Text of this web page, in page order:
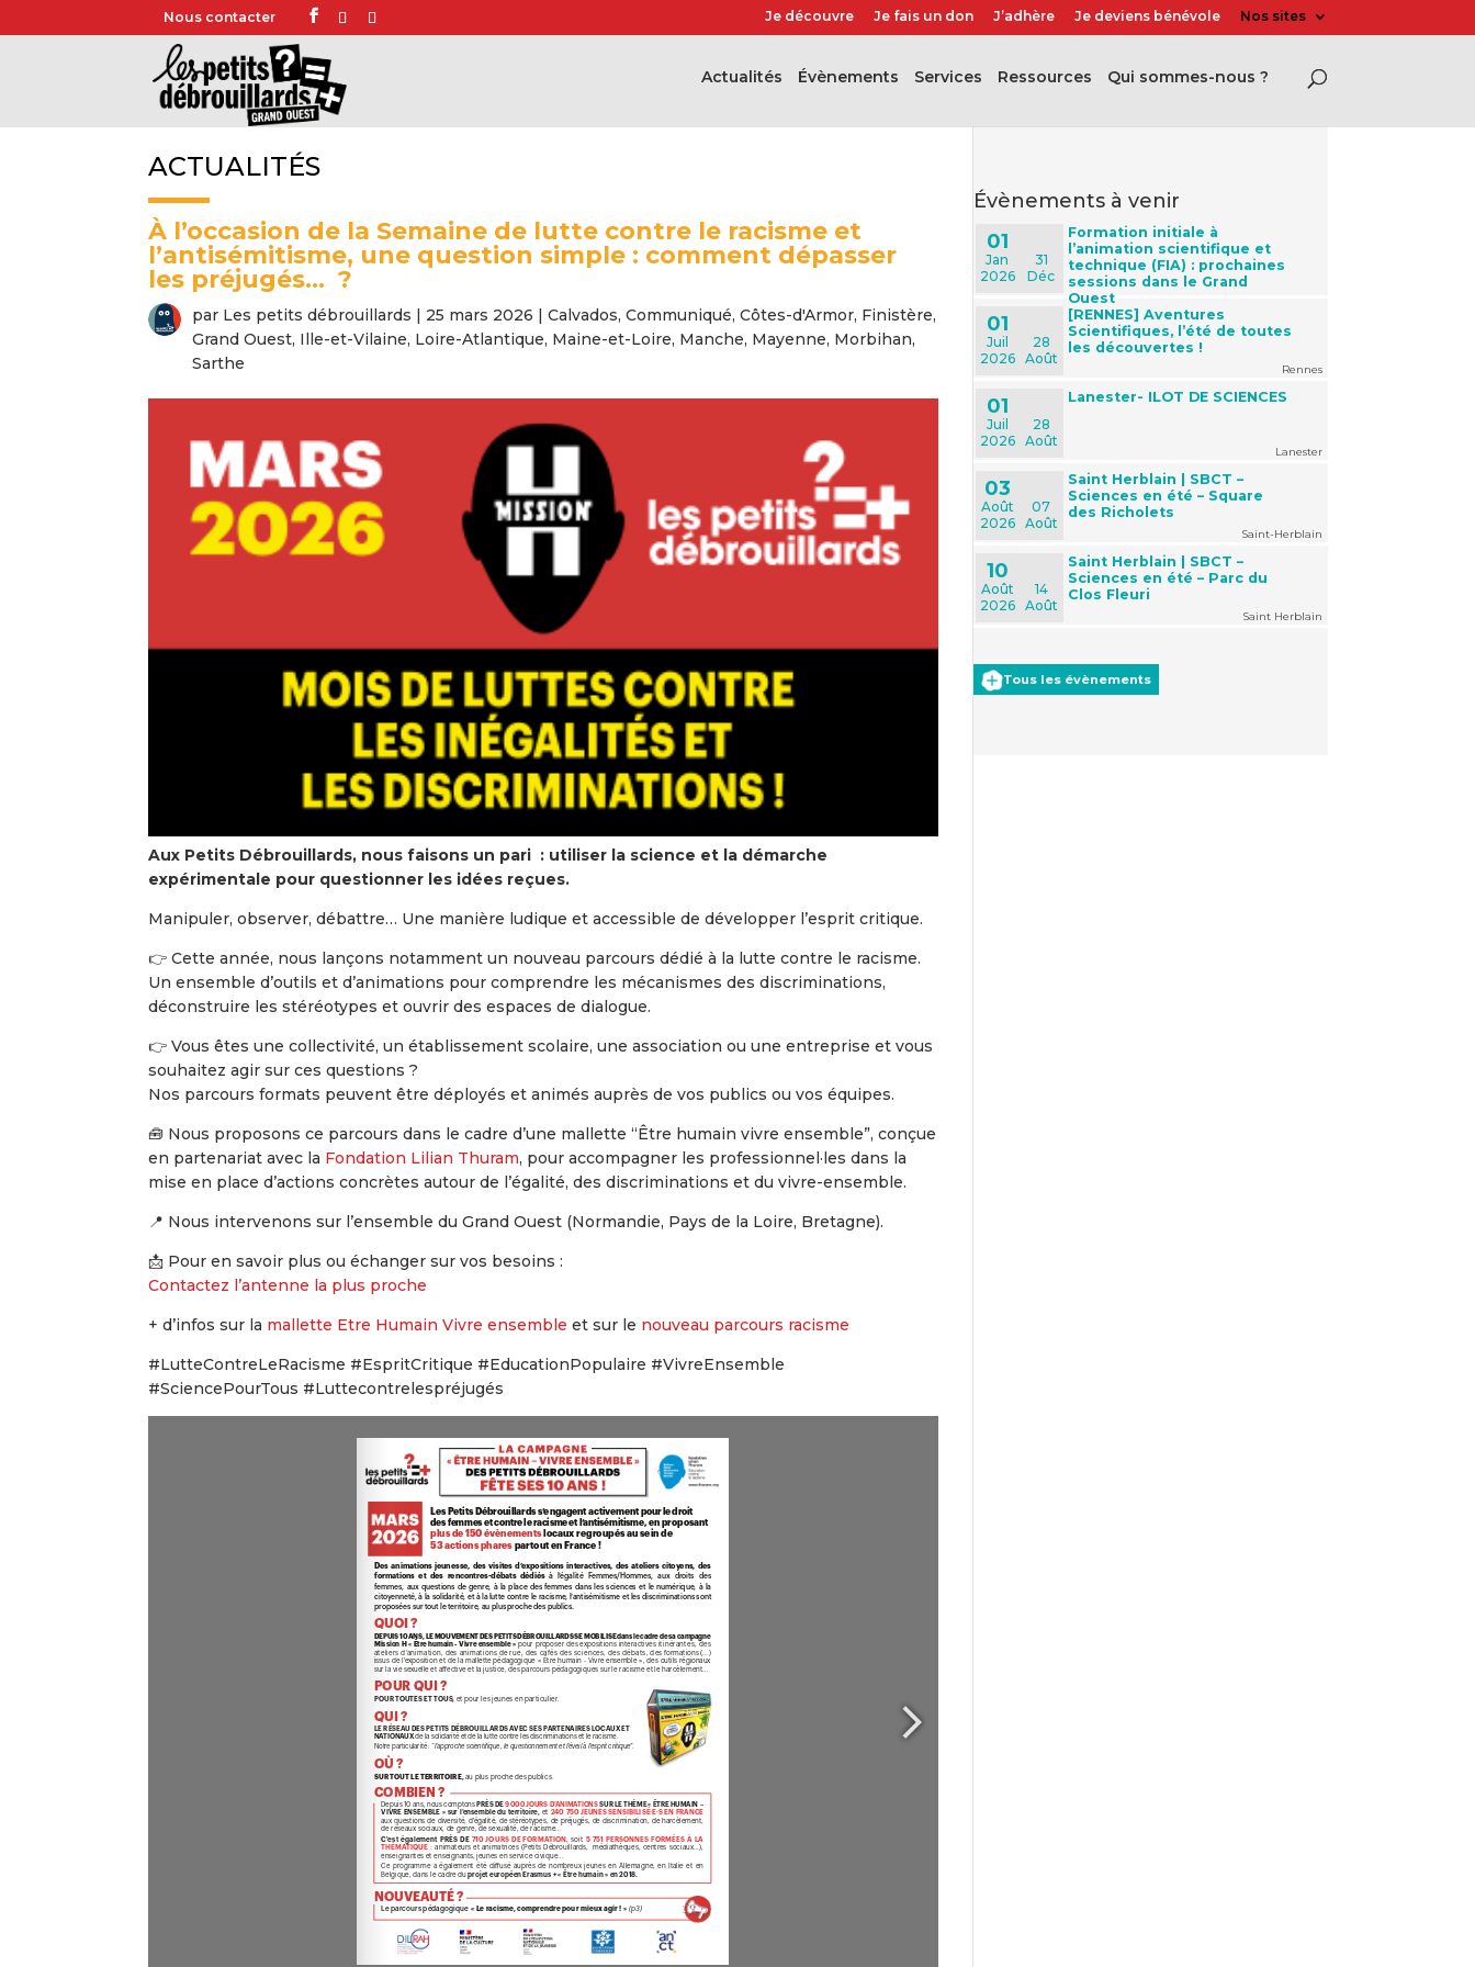
Nous contacter Je découvre Je fais un don J’adhère Je deviens bénévole Nos sites
Actualités évènements Services Ressources Qui sommes-nous ?
ACTUALITÉS
À l’occasion de la Semaine de lutte contre le racisme et
l’antisémitisme, une question simple : comment dépasser
les préjugés… ?
par Les petits débrouillards | 25 mars 2026 | Calvados, Communiqué, Côtes-d'Armor, Finistère,
Grand Ouest, Ille-et-Vilaine, Loire-Atlantique, Maine-et-Loire, Manche, Mayenne, Morbihan,
Sarthe
Aux Petits Débrouillards, nous faisons un pari : utiliser la science et la démarche
expérimentale pour questionner les idées reçues.
Manipuler, observer, débattre… Une manière ludique et accessible de développer l’esprit critique.
👉 Cette année, nous lançons notamment un nouveau parcours dédié à la lutte contre le racisme.
Un ensemble d’outils et d’animations pour comprendre les mécanismes des discriminations,
déconstruire les stéréotypes et ouvrir des espaces de dialogue.
👉 Vous êtes une collectivité, un établissement scolaire, une association ou une entreprise et vous
souhaitez agir sur ces questions ?
Nos parcours formats peuvent être déployés et animés auprès de vos publics ou vos équipes.
🧰 Nous proposons ce parcours dans le cadre d’une mallette “Être humain vivre ensemble”, conçue
en partenariat avec la Fondation Lilian Thuram, pour accompagner les professionnel·les dans la
mise en place d’actions concrètes autour de l’égalité, des discriminations et du vivre-ensemble.
📍 Nous intervenons sur l’ensemble du Grand Ouest (Normandie, Pays de la Loire, Bretagne).
📩 Pour en savoir plus ou échanger sur vos besoins :
Contactez l’antenne la plus proche
+ d’infos sur la mallette Etre Humain Vivre ensemble et sur le nouveau parcours racisme
#LutteContreLeRacisme #EspritCritique #EducationPopulaire #VivreEnsemble
#SciencePourTous #Luttecontrelespréjugés
évènements à venir
01
Jan
2026
31
Déc
Formation initiale à
l’animation scientifique et
technique (FIA) : prochaines
sessions dans le Grand
Ouest
01
Juil
2026
28
Août
[RENNES] Aventures
Scientifiques, l’été de toutes
les découvertes !
Rennes
01
Juil
2026
28
Août
Lanester- ILOT DE SCIENCES
Lanester
03
Août
2026
07
Août
Saint Herblain | SBCT –
Sciences en été – Square
des Richolets
Saint-Herblain
10
Août
2026
14
Août
Saint Herblain | SBCT –
Sciences en été – Parc du
Clos Fleuri
Saint Herblain
Tous les évènements